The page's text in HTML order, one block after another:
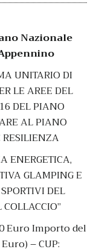
Nazionale
UNITARIO DI
LE AREE DEL
DEL PIANO
AL PIANO
ENERGETICA,
GLAMPING E
DEL
Euro Importo del
–CUP: